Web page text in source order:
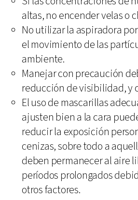
altas, no encender velas o
No utilizar la aspiradora
el movimiento de las
ambiente.
Manejar con precaución
reducción de visibilidad, y
El uso de mascarillas
ajusten bien a la cara
reducir la exposición
cenizas, sobre todo a
deben permanecer al aire
períodos prolongados
otros factores.